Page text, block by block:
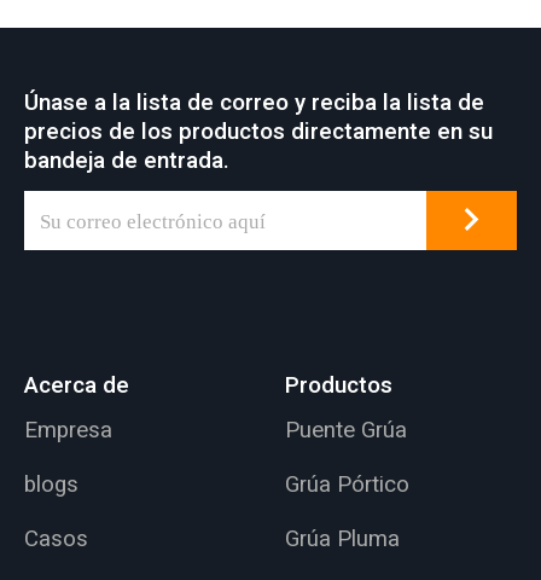
Únase a la lista de correo y reciba la lista de
precios de los productos directamente en su
bandeja de entrada.
Acerca de
Empresa
blogs
Casos
Productos
Puente Grúa
Grúa Pórtico
Grúa Pluma